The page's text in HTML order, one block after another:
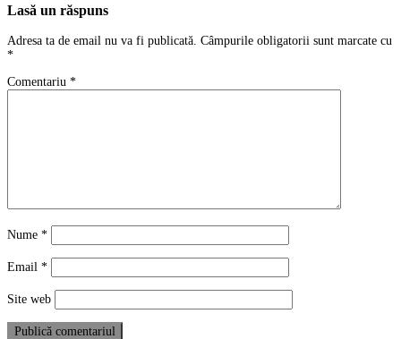
Lasă un răspuns
Adresa ta de email nu va fi publicată. Câmpurile obligatorii sunt marcate cu
*
Comentariu *
Nume *
Email *
Site web